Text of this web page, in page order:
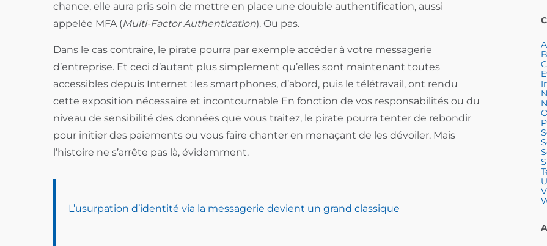
chance, elle aura pris soin de mettre en place une double authentification, aussi
appelée MFA (Multi-Factor Authentication). Ou pas.
Dans le cas contraire, le pirate pourra par exemple accéder à votre messagerie
d’entreprise. Et ceci d’autant plus simplement qu’elles sont maintenant toutes
accessibles depuis Internet : les smartphones, d’abord, puis le télétravail, ont rendu
cette exposition nécessaire et incontournable En fonction de vos responsabilités ou du
niveau de sensibilité des données que vous traitez, le pirate pourra tenter de rebondir
pour initier des paiements ou vous faire chanter en menaçant de les dévoiler. Mais
l’histoire ne s’arrête pas là, évidemment.
L’usurpation d’identité via la messagerie devient un grand classique